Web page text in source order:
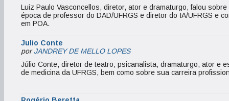
Luiz Paulo Vasconcellos, diretor, ator e dramaturgo, falou
época de professor do DAD/UFRGS e diretor do IA/UFRGS e
em POA.
Julio Conte
porJANDREY DE MELLO LOPES
Júlio Conte, diretor de teatro, psicanalista, dramaturgo, ator e
de medicina da UFRGS, bem como sobre sua carreira